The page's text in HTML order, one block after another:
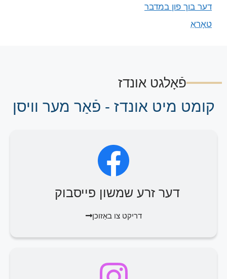
דער בוך פון במדבר
טאָראַ
פֿאָלגט אונדז
קומט מיט אונדז - פֿאַר מער וויסן
דער זרע שמשון פייסבוק
דריקט צו באַזוכן